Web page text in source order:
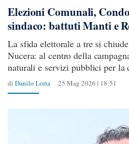
Elezioni Comunali,
sindaco: battuti Manti e
La sfida elettorale a tre si
Nucera: al centro della
naturali e servizi pubblici per la
di Danilo Loria 25 Mag 2026 | 18:51